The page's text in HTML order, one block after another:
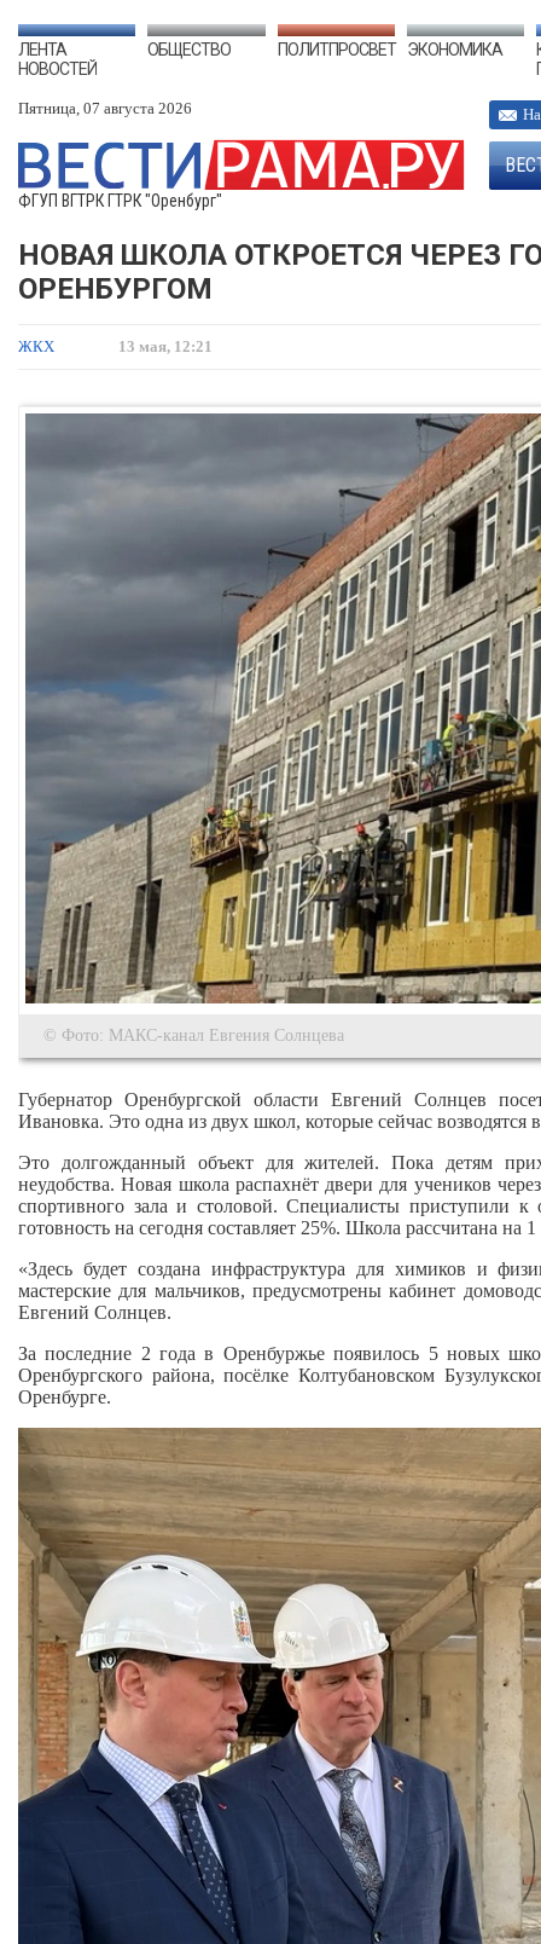
ЛЕНТА
НОВОСТЕЙ
ОБЩЕСТВО ПОЛИТПРОСВЕТ ЭКОНОМИКА
Пятница, 07 августа 2026
ФГУП ВГТРК ГТРК "Оренбург"
НОВАЯ ШКОЛА ОТКРОЕТСЯ ЧЕРЕЗ
ОРЕНБУРГОМ
ЖКХ 13 мая, 12:21
© Фото: МАКС-канал Евгения Солнцева
Губернатор Оренбургской области Евгений Солнцев
Ивановка. Это одна из двух школ, которые сейчас возводятся
Это долгожданный объект для жителей. Пока детям
неудобства. Новая школа распахнёт двери для учеников
спортивного зала и столовой. Специалисты приступили
готовность на сегодня составляет 25%. Школа рассчитана
«Здесь будет создана инфраструктура для химиков и
мастерские для мальчиков, предусмотрены кабинет
Евгений Солнцев.
За последние 2 года в Оренбуржье появилось 5 новых
Оренбургского района, посёлке Колтубановском
Оренбурге.